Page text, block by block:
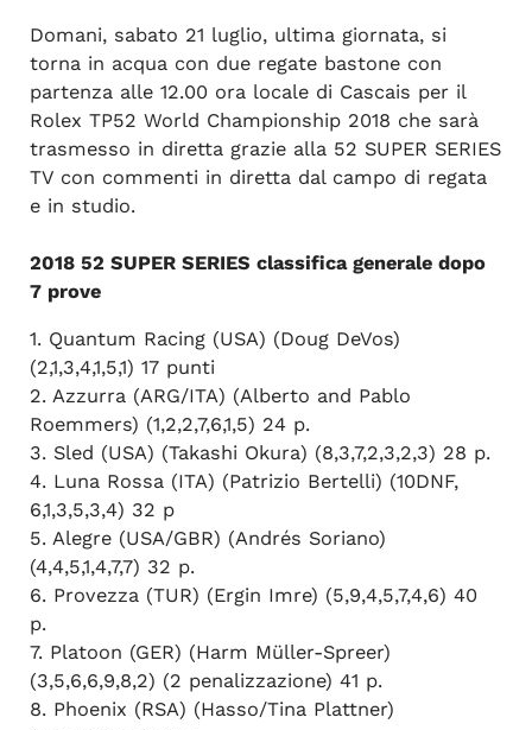
Domani, sabato 21 luglio, ultima giornata, si
torna in acqua con due regate bastone con
partenza alle 12.00 ora locale di Cascais per il
Rolex TP52 World Championship 2018 che sarà
trasmesso in diretta grazie alla 52 SUPER SERIES
TV con commenti in diretta dal campo di regata
e in studio.
2018 52 SUPER SERIES classifica generale dopo
7 prove
1. Quantum Racing (USA) (Doug DeVos)
(2,1,3,4,1,5,1) 17 punti
2. Azzurra (ARG/ITA) (Alberto and Pablo
Roemmers) (1,2,2,7,6,1,5) 24 p.
3. Sled (USA) (Takashi Okura) (8,3,7,2,3,2,3) 28 p.
4. Luna Rossa (ITA) (Patrizio Bertelli) (10DNF,
6,1,3,5,3,4) 32 p
5. Alegre (USA/GBR) (Andrés Soriano)
(4,4,5,1,4,7,7) 32 p.
6. Provezza (TUR) (Ergin Imre) (5,9,4,5,7,4,6) 40
p.
7. Platoon (GER) (Harm Müller-Spreer)
(3,5,6,6,9,8,2) (2 penalizzazione) 41 p.
8. Phoenix (RSA) (Hasso/Tina Plattner)